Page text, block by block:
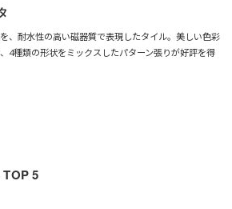
、耐水性の高い磁器質で表現したタイル。美しい色彩
4種類の形状をミックスしたパターン張りが好評を得
5